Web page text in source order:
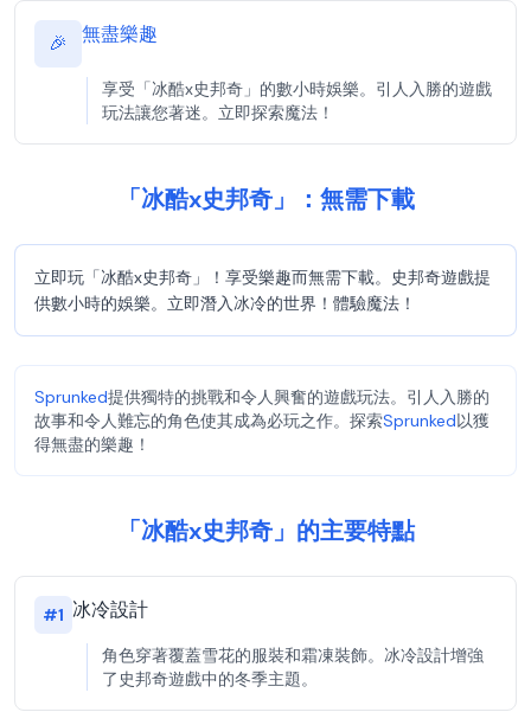
🎉 無盡樂趣
享受「冰酷x史邦奇」的數小時娛樂。引人入勝的遊戲
玩法讓您著迷。立即探索魔法！
「冰酷x史邦奇」：無需下載
立即玩「冰酷x史邦奇」！享受樂趣而無需下載。史邦奇遊戲提
供數小時的娛樂。立即潛入冰冷的世界！體驗魔法！
Sprunked提供獨特的挑戰和令人興奮的遊戲玩法。引人入勝的
故事和令人難忘的角色使其成為必玩之作。探索Sprunked以獲
得無盡的樂趣！
「冰酷x史邦奇」的主要特點
#1 冰冷設計
角色穿著覆蓋雪花的服裝和霜凍裝飾。冰冷設計增強
了史邦奇遊戲中的冬季主題。